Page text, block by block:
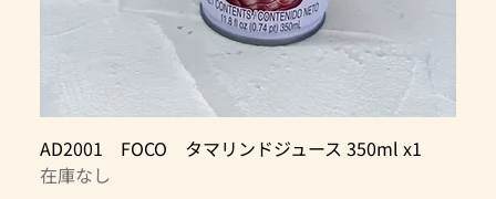
AD2001 FOCO タマリンドジュース 350ml x1
在庫なし